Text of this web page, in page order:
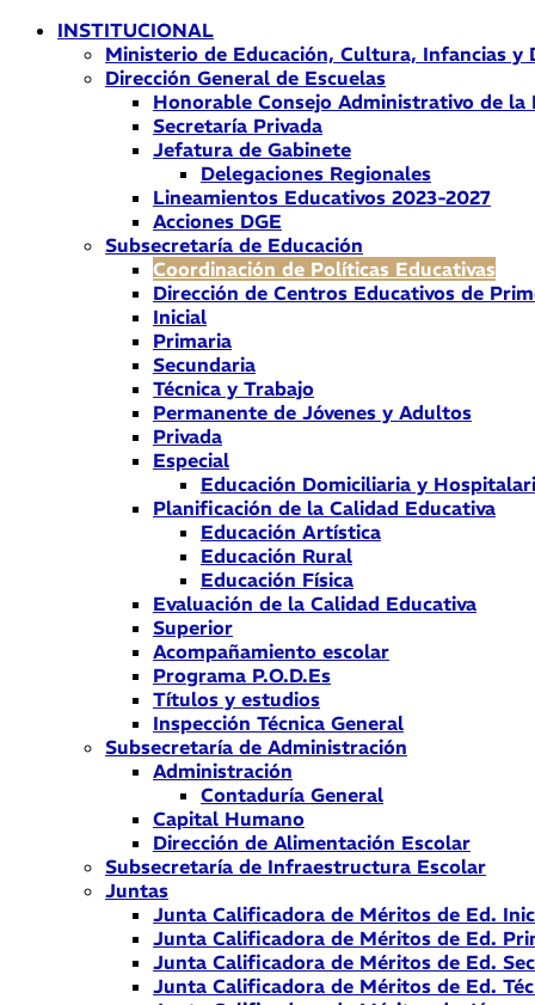
INSTITUCIONAL
Ministerio de Educación, Cultura, Infancias y
Dirección General de Escuelas
Honorable Consejo Administrativo de la
Secretaría Privada
Jefatura de Gabinete
Delegaciones Regionales
Lineamientos Educativos 2023-2027
Acciones DGE
Subsecretaría de Educación
Coordinación de Políticas Educativas
Dirección de Centros Educativos de
Inicial
Primaria
Secundaria
Técnica y Trabajo
Permanente de Jóvenes y Adultos
Privada
Especial
Educación Domiciliaria y
Planificación de la Calidad Educativa
Educación Artística
Educación Rural
Educación Física
Evaluación de la Calidad Educativa
Superior
Acompañamiento escolar
Programa P.O.D.Es
Títulos y estudios
Inspección Técnica General
Subsecretaría de Administración
Administración
Contaduría General
Capital Humano
Dirección de Alimentación Escolar
Subsecretaría de Infraestructura Escolar
Juntas
Junta Calificadora de Méritos de Ed.
Junta Calificadora de Méritos de Ed.
Junta Calificadora de Méritos de Ed.
Junta Calificadora de Méritos de Ed.